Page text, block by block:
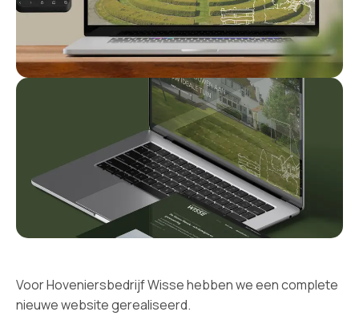
Voor Hoveniersbedrijf Wisse hebben we een complete
nieuwe website gerealiseerd.